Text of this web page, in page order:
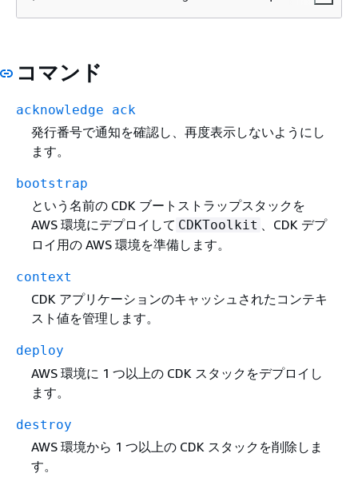
コマンド
acknowledge ack
発行番号で通知を確認し、再度表示しないようにし
ます。
bootstrap
という名前の CDK ブートストラップスタックを
AWS 環境にデプロイして CDKToolkit 、CDK デプ
ロイ用の AWS 環境を準備します。
context
CDK アプリケーションのキャッシュされたコンテキ
スト値を管理します。
deploy
AWS 環境に 1 つ以上の CDK スタックをデプロイし
ます。
destroy
AWS 環境から 1 つ以上の CDK スタックを削除しま
す。